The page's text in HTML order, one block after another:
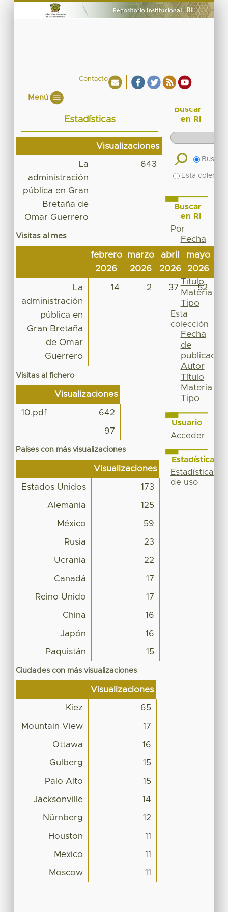
Contacto
Menú
Estadísticas
Visualizaciones
La
administración
pública en Gran
Bretaña de
Omar Guerrero
643
Visitas al mes
febrero
2026
marzo
2026
abril
2026
mayo
2026
La
administración
pública en
Gran Bretaña
de Omar
Guerrero
14 2 37 52
Visitas al fichero
Visualizaciones
10.pdf 642
97
Países con más visualizaciones
Visualizaciones
Estados Unidos 173
Alemania 125
México 59
Rusia 23
Ucrania 22
Canadá 17
Reino Unido 17
China 16
Japón 16
Paquistán 15
Ciudades con más visualizaciones
Visualizaciones
Kiez 65
Mountain View 17
Ottawa 16
Gulberg 15
Palo Alto 15
Jacksonville 14
Nürnberg 12
Houston 11
Mexico 11
Moscow 11
Buscar
en RI
Buscar
Esta
Buscar
en RI
Por
Fecha
publicación
Autor
Título
Materia
Tipo
Esta
colección
Fecha
de
publicación
Autor
Título
Materia
Tipo
Usuario
Acceder
Estadísticas
Estadísticas
de uso